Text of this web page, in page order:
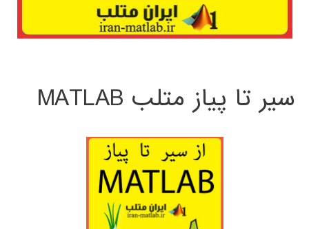
سیر تا پیاز متلب MATLAB